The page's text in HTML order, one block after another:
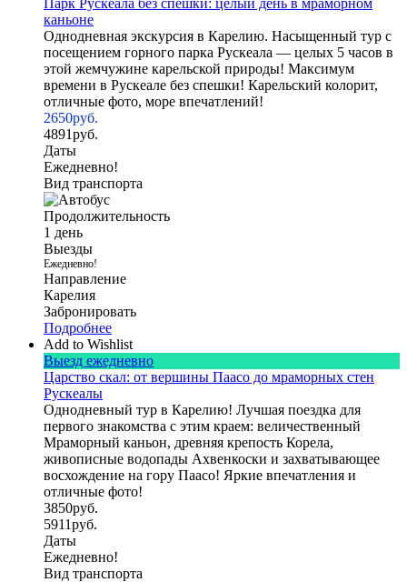
каньоне
Однодневная экскурсия в Карелию. Насыщенный тур с
посещением горного парка Рускеала — целых 5 часов в
этой жемчужине карельской природы! Максимум
времени в Рускеале без спешки! Карельский колорит,
отличные фото, море впечатлений!
2650руб.
4891руб.
Даты
Ежедневно!
Вид транспорта
Продолжительность
1 день
Выезды
Ежедневно!
Направление
Карелия
Забронировать
Подробнее
Add to Wishlist
Выезд ежедневно
Царство скал: от вершины Паасо до мраморных стен
Рускеалы
Однодневный тур в Карелию! Лучшая поездка для
первого знакомства с этим краем: величественный
Мраморный каньон, древняя крепость Корела,
живописные водопады Ахвенкоски и захватывающее
восхождение на гору Паасо! Яркие впечатления и
отличные фото!
3850руб.
5911руб.
Даты
Ежедневно!
Вид транспорта